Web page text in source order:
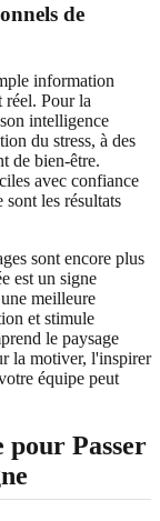
de
information
réel. Pour la
intelligence
du stress, à des
de bien-être.
avec confiance
sont les résultats
sont encore plus
est un signe
meilleure
et stimule
le paysage
la motiver, l'inspirer
équipe peut
pour Passer